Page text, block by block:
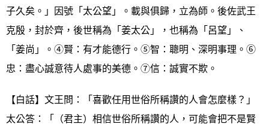
子久矣。」因號「太公望」。載與俱歸，立為師。後佐武王
克殷，封於齊，後世稱為「姜太公」，也稱為「呂望」、
「姜尚」。④賢：有才能德行。⑤智：聰明、深明事理。⑥
忠：盡心誠意待人處事的美德。⑦信：誠實不欺。
【白話】文王問：「喜歡任用世俗所稱讚的人會怎麼樣？」
太公答：「（君主）相信世俗所稱讚的人，可能會把不是賢